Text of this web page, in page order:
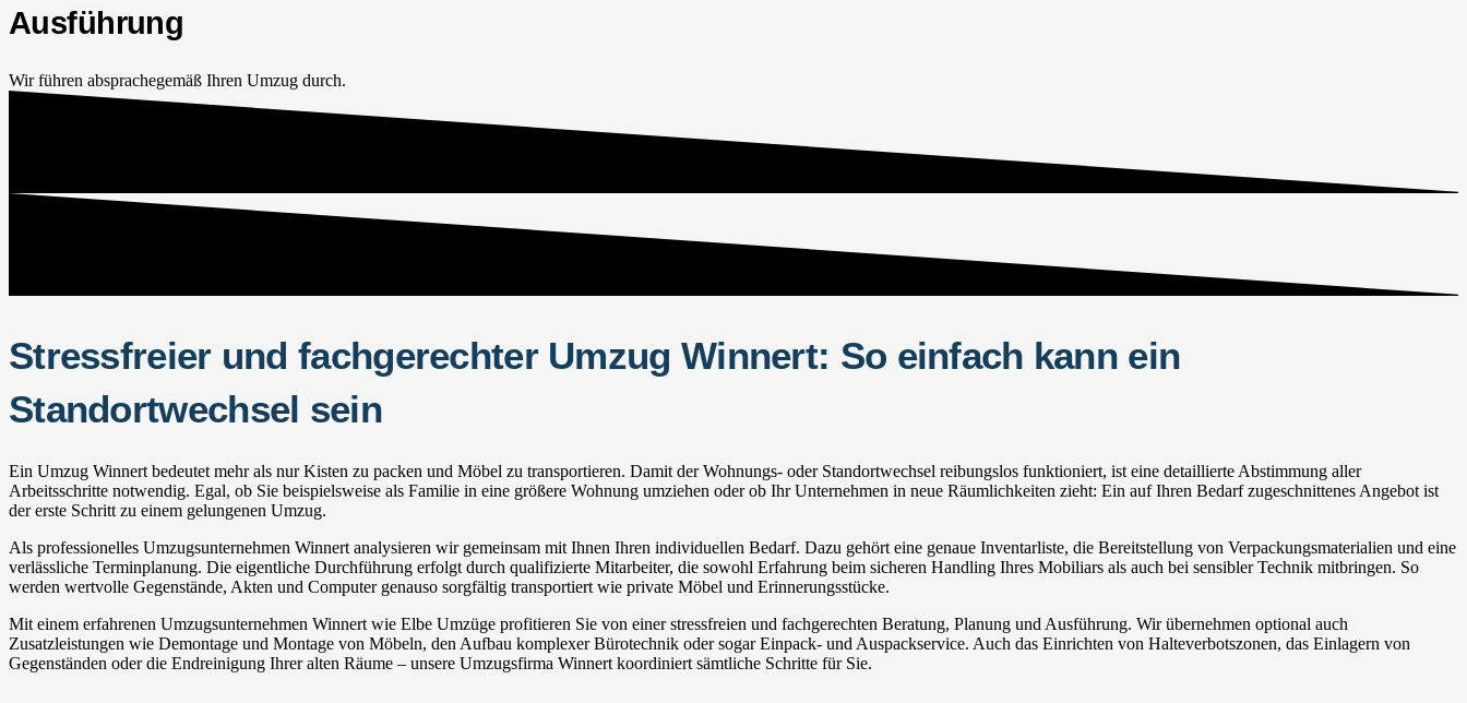
Ausführung
Wir führen absprachegemäß Ihren Umzug durch.
Stressfreier und fachgerechter Umzug Winnert: So einfach kann ein
Standortwechsel sein
Ein Umzug Winnert bedeutet mehr als nur Kisten zu packen und Möbel zu transportieren. Damit der Wohnungs- oder Standortwechsel reibungslos funktioniert, ist eine detaillierte Abstimmung aller
Arbeitsschritte notwendig. Egal, ob Sie beispielsweise als Familie in eine größere Wohnung umziehen oder ob Ihr Unternehmen in neue Räumlichkeiten zieht: Ein auf Ihren Bedarf zugeschnittenes Angebot ist
der erste Schritt zu einem gelungenen Umzug.
Als professionelles Umzugsunternehmen Winnert analysieren wir gemeinsam mit Ihnen Ihren individuellen Bedarf. Dazu gehört eine genaue Inventarliste, die Bereitstellung von Verpackungsmaterialien und eine
verlässliche Terminplanung. Die eigentliche Durchführung erfolgt durch qualifizierte Mitarbeiter, die sowohl Erfahrung beim sicheren Handling Ihres Mobiliars als auch bei sensibler Technik mitbringen. So
werden wertvolle Gegenstände, Akten und Computer genauso sorgfältig transportiert wie private Möbel und Erinnerungsstücke.
Mit einem erfahrenen Umzugsunternehmen Winnert wie Elbe Umzüge profitieren Sie von einer stressfreien und fachgerechten Beratung, Planung und Ausführung. Wir übernehmen optional auch
Zusatzleistungen wie Demontage und Montage von Möbeln, den Aufbau komplexer Bürotechnik oder sogar Einpack- und Auspackservice. Auch das Einrichten von Halteverbotszonen, das Einlagern von
Gegenständen oder die Endreinigung Ihrer alten Räume – unsere Umzugsfirma Winnert koordiniert sämtliche Schritte für Sie.